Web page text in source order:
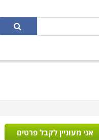
אני מעוניין לקבל פרטים